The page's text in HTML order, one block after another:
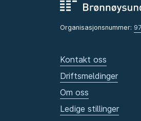
Organisasjonsnummer:
Kontakt oss
Driftsmeldinger
Om oss
Ledige stillinger